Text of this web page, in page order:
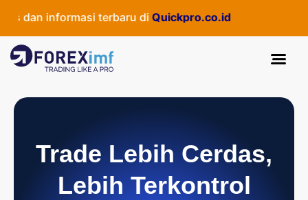
dan informasi terbaru diQuickpro.co.id
Trade Lebih Cerdas,
Lebih Terkontrol